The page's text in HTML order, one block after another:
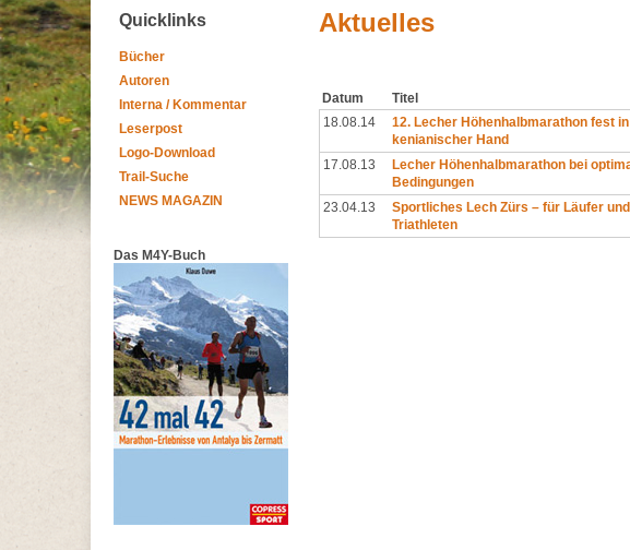
Quicklinks
Bücher
Autoren
Interna / Kommentar
Leserpost
Logo-Download
Trail-Suche
NEWS MAGAZIN
Das M4Y-Buch
Aktuelles
Datum Titel
18.08.14
12. Lecher Höhenhalbmarathon fest in
kenianischer Hand
17.08.13
Lecher Höhenhalbmarathon bei
Bedingungen
23.04.13
Sportliches Lech Zürs – für Läufer und
Triathleten